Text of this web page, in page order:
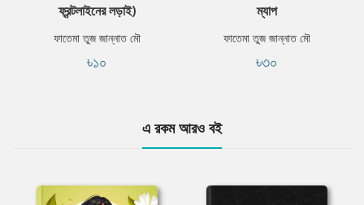
ফ্রন্টলাইনের লড়াই)
ফাতেমা তুজ জান্নাত মৌ
৳১০
ম্যাপ
ফাতেমা তুজ জান্নাত মৌ
৳৩০
এ রকম আরও বই